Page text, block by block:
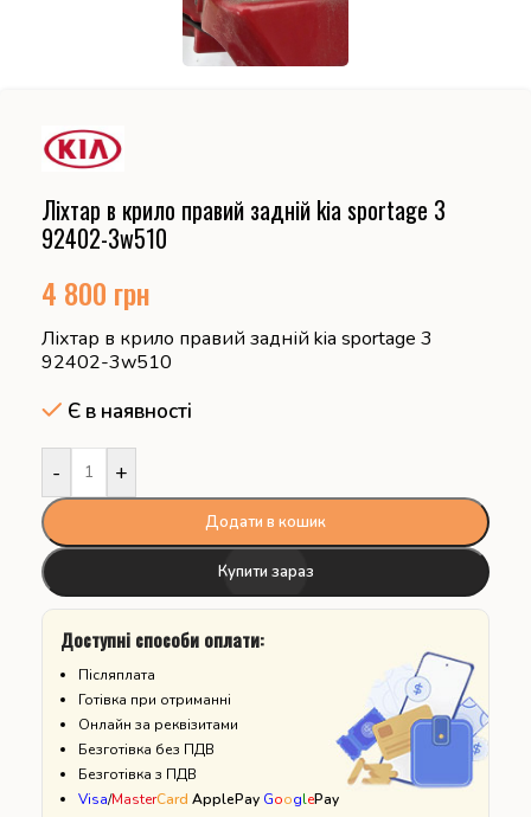
Ліхтар в крило правий задній kia sportage 3
92402-3w510
4 800 грн
Ліхтар в крило правий задній kia sportage 3
92402-3w510
Є в наявності
- +
Додати в кошик
Купити зараз
Доступні способи оплати:
Післяплата
Готівка при отриманні
Онлайн за реквізитами
Безготівка без ПДВ
Безготівка з ПДВ
Visa/MasterCard ApplePay GooglePay